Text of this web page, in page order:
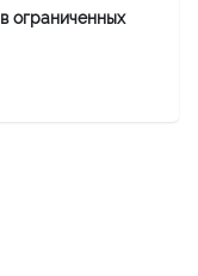
ограниченных